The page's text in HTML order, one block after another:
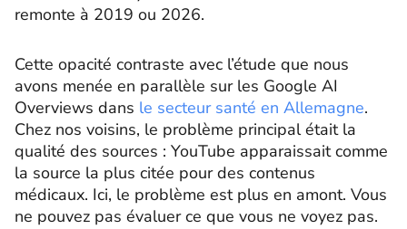
remonte à 2019 ou 2026.
Cette opacité contraste avec l’étude que nous
avons menée en parallèle sur les Google AI
Overviews dans le secteur santé en Allemagne.
Chez nos voisins, le problème principal était la
qualité des sources : YouTube apparaissait comme
la source la plus citée pour des contenus
médicaux. Ici, le problème est plus en amont. Vous
ne pouvez pas évaluer ce que vous ne voyez pas.